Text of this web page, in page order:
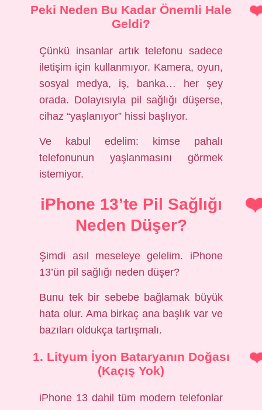
Peki Neden Bu Kadar Önemli Hale
Geldi?
Çünkü insanlar artık telefonu sadece
iletişim için kullanmıyor. Kamera, oyun,
sosyal medya, iş, banka… her şey
orada. Dolayısıyla pil sağlığı düşerse,
cihaz “yaşlanıyor” hissi başlıyor.
Ve kabul edelim: kimse pahalı
telefonunun yaşlanmasını görmek
istemiyor.
iPhone 13’te Pil Sağlığı
Neden Düşer?
Şimdi asıl meseleye gelelim. iPhone
13’ün pil sağlığı neden düşer?
Bunu tek bir sebebe bağlamak büyük
hata olur. Ama birkaç ana başlık var ve
bazıları oldukça tartışmalı.
1. Lityum İyon Bataryanın Doğası
(Kaçış Yok)
iPhone 13 dahil tüm modern telefonlar